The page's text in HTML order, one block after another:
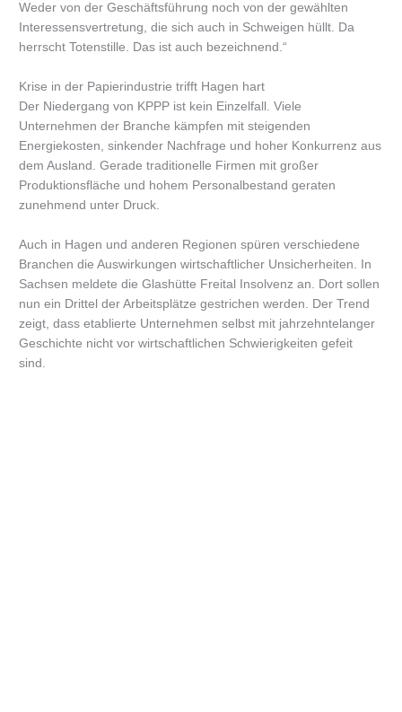
Weder von der Geschäftsführung noch von der gewählten
Interessensvertretung, die sich auch in Schweigen hüllt. Da
herrscht Totenstille. Das ist auch bezeichnend.“
Krise in der Papierindustrie trifft Hagen hart
Der Niedergang von KPPP ist kein Einzelfall. Viele
Unternehmen der Branche kämpfen mit steigenden
Energiekosten, sinkender Nachfrage und hoher Konkurrenz aus
dem Ausland. Gerade traditionelle Firmen mit großer
Produktionsfläche und hohem Personalbestand geraten
zunehmend unter Druck.
Auch in Hagen und anderen Regionen spüren verschiedene
Branchen die Auswirkungen wirtschaftlicher Unsicherheiten. In
Sachsen meldete die Glashütte Freital Insolvenz an. Dort sollen
nun ein Drittel der Arbeitsplätze gestrichen werden. Der Trend
zeigt, dass etablierte Unternehmen selbst mit jahrzehntelanger
Geschichte nicht vor wirtschaftlichen Schwierigkeiten gefeit
sind.